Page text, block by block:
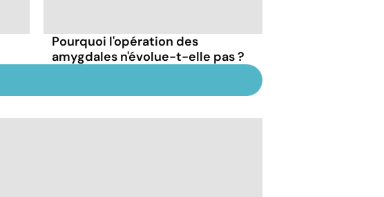
Pourquoi l'opération des
amygdales n'évolue-t-elle pas ?